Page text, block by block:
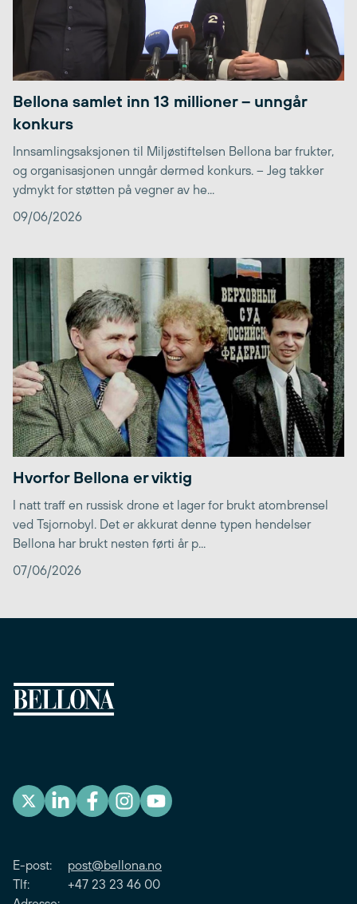
Bellona samlet inn 13 millioner – unngår
konkurs
Innsamlingsaksjonen til Miljøstiftelsen Bellona bar frukter,
og organisasjonen unngår dermed konkurs. – Jeg takker
ydmykt for støtten på vegner av he...
09/06/2026
Hvorfor Bellona er viktig
I natt traff en russisk drone et lager for brukt atombrensel
ved Tsjornobyl. Det er akkurat denne typen hendelser
Bellona har brukt nesten førti år p...
07/06/2026
E-post: post@bellona.no
Tlf: +47 23 23 46 00